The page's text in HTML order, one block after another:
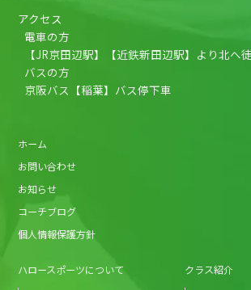
アクセス
電車の方
【JR京田辺駅】【近鉄新田辺駅】より北へ
バスの方
京阪バス【稲葉】バス停下車
ホーム
お問い合わせ
お知らせ
コーチブログ
個人情報保護方針
ハロースポーツについて クラス紹介